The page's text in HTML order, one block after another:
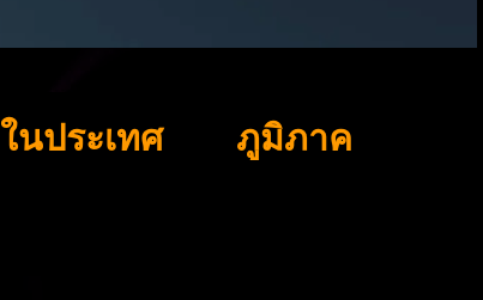
ในประเทศ ภูมิภาค